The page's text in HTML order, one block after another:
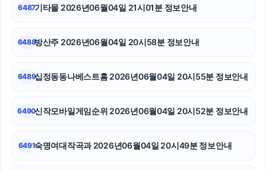
6487기타몰 2026년06월04일 21시01분 정보안내
6488방산주 2026년06월04일 20시58분 정보안내
6489십정동동나베스트홈 2026년06월04일 20시55분 정보안내
6490신작모바일게임순위 2026년06월04일 20시52분 정보안내
6491숙명여대작곡과 2026년06월04일 20시49분 정보안내